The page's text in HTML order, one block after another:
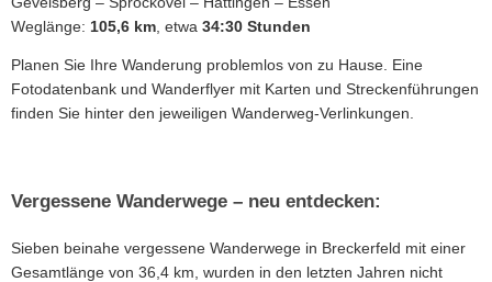
Weglänge: 105,6 km , etwa 34:30 Stunden
Planen Sie Ihre Wanderung problemlos von zu Hause. Eine
Fotodatenbank und Wanderflyer mit Karten und Streckenführungen
finden Sie hinter den jeweiligen Wanderweg-Verlinkungen.
Vergessene Wanderwege – neu entdecken:
Sieben beinahe vergessene Wanderwege in Breckerfeld mit einer
Gesamtlänge von 36,4 km, wurden in den letzten Jahren nicht